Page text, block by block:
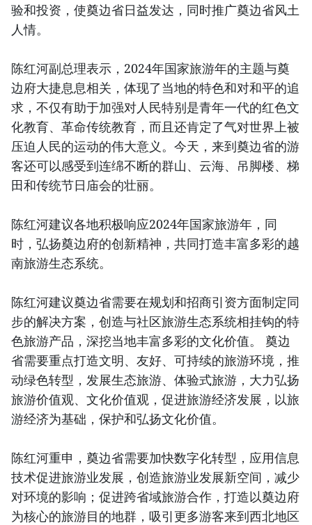
验和投资，使奠边省日益发达，同时推广奠边省风土
人情。
陈红河副总理表示，2024年国家旅游年的主题与奠
边府大捷息息相关，体现了当地的特色和对和平的追
求，不仅有助于加强对人民特别是青年一代的红色文
化教育、革命传统教育，而且还肯定了气对世界上被
压迫人民的运动的伟大意义。今天，来到奠边省的游
客还可以感受到连绵不断的群山、云海、吊脚楼、梯
田和传统节日庙会的壮丽。
陈红河建议各地积极响应2024年国家旅游年，同
时，弘扬奠边府的创新精神，共同打造丰富多彩的越
南旅游生态系统。
陈红河建议奠边省需要在规划和招商引资方面制定同
步的解决方案，创造与社区旅游生态系统相挂钩的特
色旅游产品，深挖当地丰富多彩的文化价值。 奠边
省需要重点打造文明、友好、可持续的旅游环境，推
动绿色转型，发展生态旅游、体验式旅游，大力弘扬
旅游价值观、文化价值观，促进旅游经济发展，以旅
游经济为基础，保护和弘扬文化价值。
陈红河重申，奠边省需要加快数字化转型，应用信息
技术促进旅游业发展，创造旅游业发展新空间，减少
对环境的影响；促进跨省域旅游合作，打造以奠边府
为核心的旅游目的地群，吸引更多游客来到西北地区